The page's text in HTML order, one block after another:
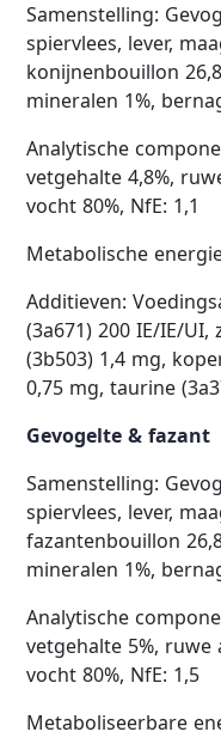
Samenstelling:
spiervlees, lever,
konijnenbouillon
mineralen 1%,
Analytische
vetgehalte 4,8%,
vocht 80%, NfE: 1,1
Metabolische
Additieven:
(3a671) 200 IE/IE/
(3b503) 1,4 mg,
0,75 mg, taurine
Gevogelte & fazant
Samenstelling:
spiervlees, lever,
fazantenbouillon
mineralen 1%,
Analytische
vetgehalte 5%, ruwe
vocht 80%, NfE: 1,5
Metaboliseerbare